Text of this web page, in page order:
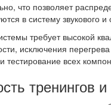
что позволяет
в систему звукового
требует высокой
исключения
тестирование всех
тренингов